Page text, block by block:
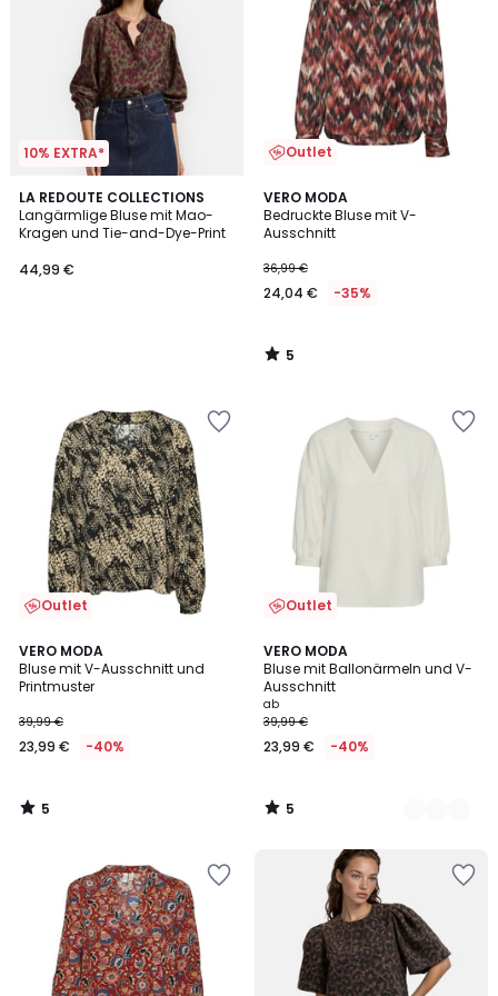
10% EXTRA*
LA REDOUTE COLLECTIONS
Langärmlige Bluse mit Mao-
Kragen und Tie-and-Dye-Print
44,99 €
Outlet
VERO MODA
Bedruckte Bluse mit V-
Ausschnitt
36,99 €
24,04 € -35%
5
/
5
5
/
Outlet
VERO MODA
Bluse mit V-Ausschnitt und
Printmuster
39,99 €
23,99 € -40%
5
/
5
5
/
Outlet
VERO MODA
Bluse mit Ballonärmeln und V-
Ausschnitt
ab
39,99 €
23,99 € -40%
5
/
5
2
Farben
5
/